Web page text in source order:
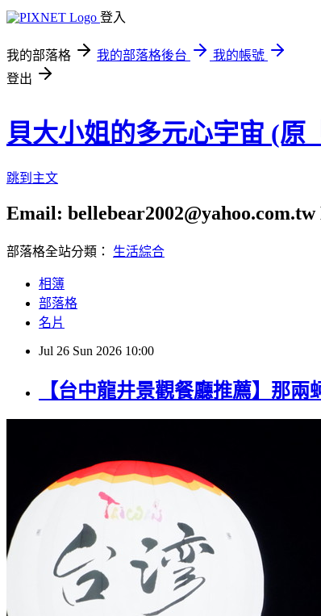
登入
我的部落格 我的部落格後台
我的帳號
登出
貝大小姐的多元心宇宙 (原
跳到主文
Email:
部落格全站分類： 生活綜合
相簿
部落格
名片
Jul 26 Sun 2026 10:00
【台中龍井景觀餐廳推薦】那